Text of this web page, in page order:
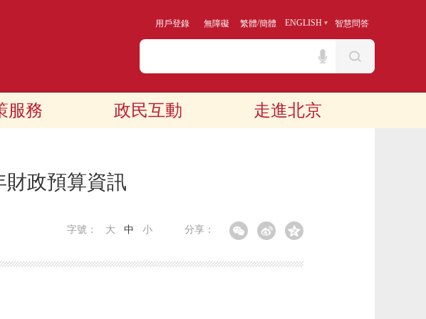
用戶登錄 無障礙 繁體/簡體 ENGLISH 智慧問答
服務 政民互動 走進北京
財政預算資訊
分享：
字號： 大 中 小